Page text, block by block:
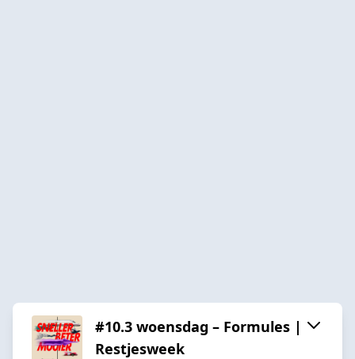
#10.3 woensdag – Formules |
Restjesweek